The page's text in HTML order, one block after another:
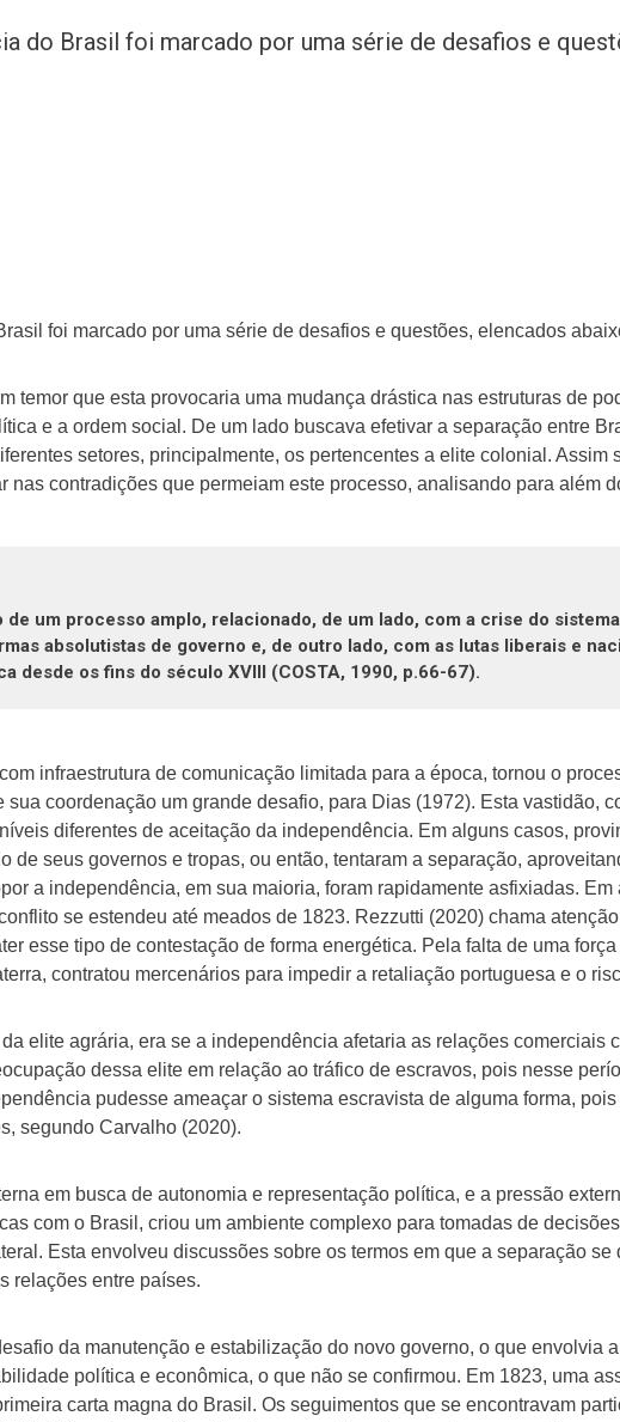
do Brasil foi marcado por uma série de desafios e
foi marcado por uma série de desafios e questões, elencados
temor que esta provocaria uma mudança drástica nas estruturas de
e a ordem social. De um lado buscava efetivar a separação entre
setores, principalmente, os pertencentes a elite colonial. Assim
nas contradições que permeiam este processo, analisando para além
um processo amplo, relacionado, de um lado, com a crise do
absolutistas de governo e, de outro lado, com as lutas liberais e
desde os fins do século XVIII (COSTA, 1990, p.66-67).
infraestrutura de comunicação limitada para a época, tornou o
coordenação um grande desafio, para Dias (1972). Esta vastidão,
diferentes de aceitação da independência. Em alguns casos,
de seus governos e tropas, ou então, tentaram a separação,
a independência, em sua maioria, foram rapidamente asfixiadas.
se estendeu até meados de 1823. Rezzutti (2020) chama
esse tipo de contestação de forma energética. Pela falta de uma
contratou mercenários para impedir a retaliação portuguesa e o
elite agrária, era se a independência afetaria as relações comerciais
dessa elite em relação ao tráfico de escravos, pois nesse
pudesse ameaçar o sistema escravista de alguma forma,
segundo Carvalho (2020).
em busca de autonomia e representação política, e a pressão
com o Brasil, criou um ambiente complexo para tomadas de
Esta envolveu discussões sobre os termos em que a separação se
relações entre países.
da manutenção e estabilização do novo governo, o que envolvia
política e econômica, o que não se confirmou. Em 1823, uma
carta magna do Brasil. Os seguimentos que se encontravam